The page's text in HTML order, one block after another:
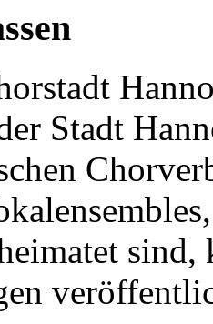
Stadt
sind,